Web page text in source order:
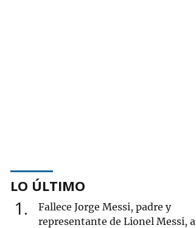
LO ÚLTIMO
1
Fallece Jorge Messi, padre y
representante de Lionel Messi, a